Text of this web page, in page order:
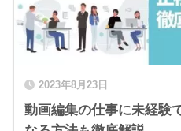
2023年8月23日
動画編集の仕事に未経験